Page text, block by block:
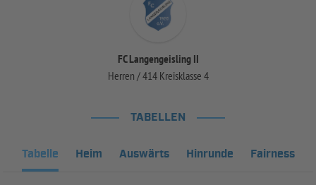
FC Langengeisling II
Herren / 414 Kreisklasse 4
TABELLEN
Tabelle Heim Auswärts Hinrunde Fairness